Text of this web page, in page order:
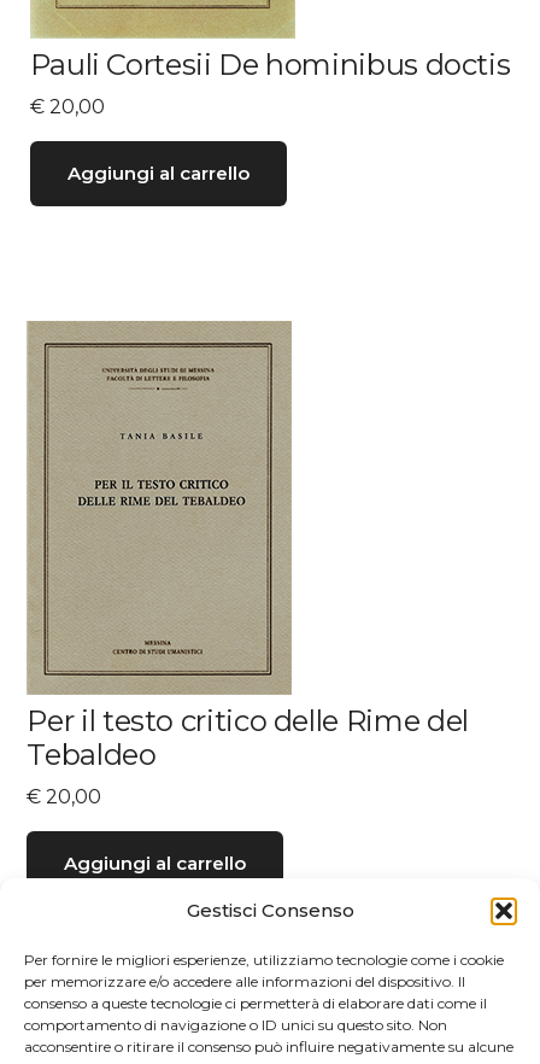
Gestisci Consenso
Per fornire le migliori esperienze, utilizziamo tecnologie come i cookie
per memorizzare e/o accedere alle informazioni del dispositivo. Il
consenso a queste tecnologie ci permetterà di elaborare dati come il
comportamento di navigazione o ID unici su questo sito. Non
acconsentire o ritirare il consenso può influire negativamente su alcune
Pauli Cortesii De hominibus doctis
€20,00
Aggiungi al carrello
Per il testo critico delle Rime del
Tebaldeo
€ 20,00
Aggiungi al carrello